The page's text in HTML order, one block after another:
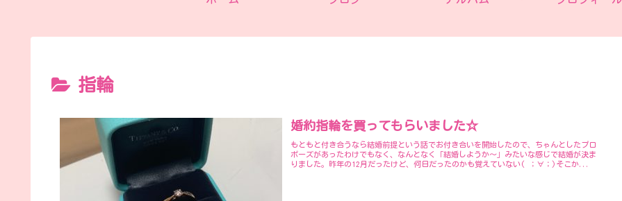
指輪
婚約指輪を買ってもらいました☆
もともと付き合うなら結婚前提という話でお付き合いを開始したので、ちゃんとしたプロ
ポーズがあったわけでもなく、なんとなく「結婚しようか～」みたいな感じで結婚が決ま
りました。昨年の12月だったけど、何日だったのかも覚えていない( ；∀；)そこか...